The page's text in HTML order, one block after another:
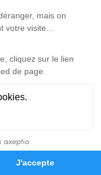
Hommages
est
Lue